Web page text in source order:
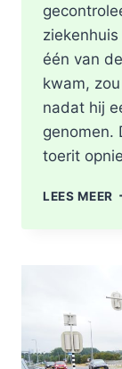
één van
kwam,
nadat hij
genomen.
toerit
LEES MEER